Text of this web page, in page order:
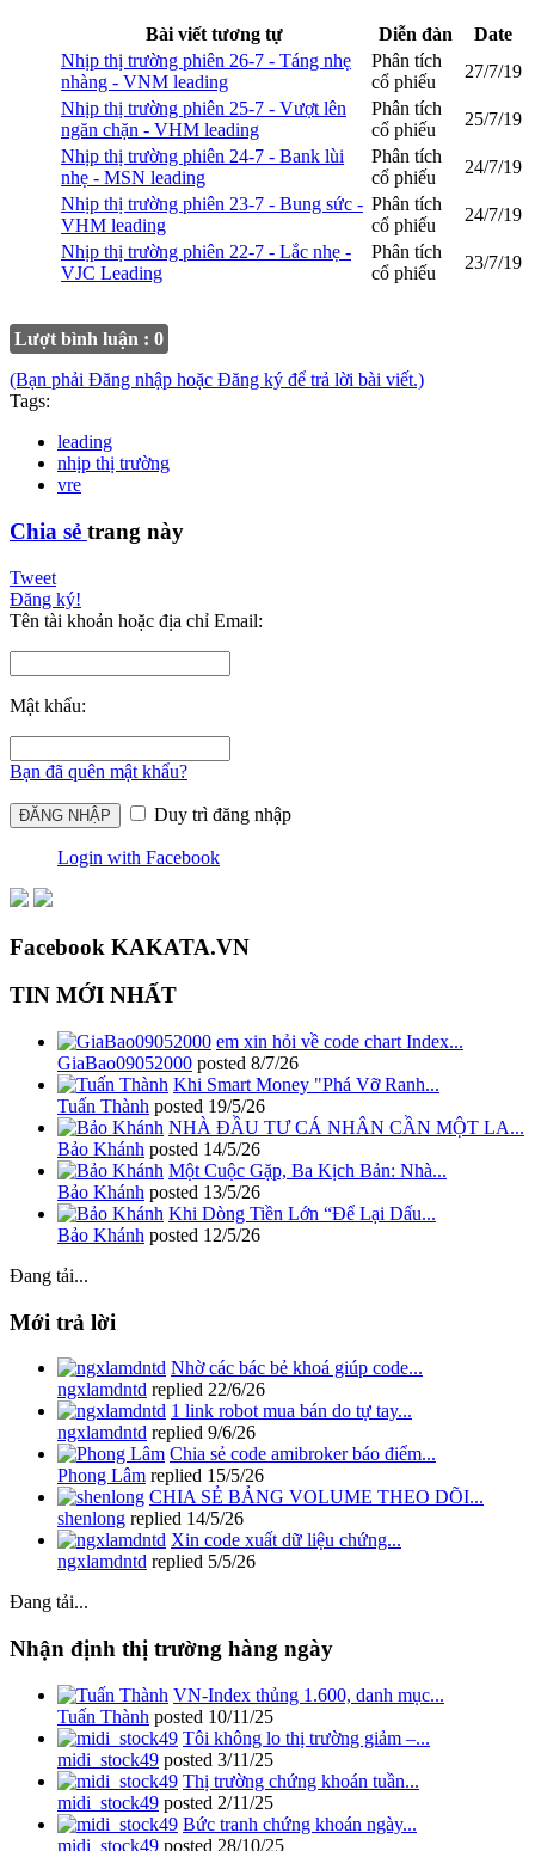
Bài viết tương tự Diễn đàn
Date
Nhịp thị trường phiên 26-7 - Táng nhẹ
nhàng - VNM leading
Phân tích
cổ phiếu
27/7/19
Nhịp thị trường phiên 25-7 - Vượt lên
ngăn chặn - VHM leading
Phân tích
cổ phiếu
25/7/19
Nhịp thị trường phiên 24-7 - Bank lùi
nhẹ - MSN leading
Phân tích
cổ phiếu
24/7/19
Nhịp thị trường phiên 23-7 - Bung sức -
VHM leading
Phân tích
cổ phiếu
24/7/19
Nhịp thị trường phiên 22-7 - Lắc nhẹ -
VJC Leading
Phân tích
cổ phiếu
23/7/19
Lượt bình luận : 0
(Bạn phải Đăng nhập hoặc Đăng ký để trả lời bài viết.)
Tags:
leading
nhịp thị trường
vre
Chia sẻ trang này
Tweet
Đăng ký!
Tên tài khoản hoặc địa chỉ Email:
Mật khẩu:
Bạn đã quên mật khẩu?
Duy trì đăng nhập
Login with Facebook
Facebook KAKATA.VN
TIN MỚI NHẤT
em xin hỏi về code chart Index...
GiaBao09052000 posted 8/7/26
Khi Smart Money "Phá Vỡ Ranh...
Tuấn Thành posted 19/5/26
NHÀ ĐẦU TƯ CÁ NHÂN CẦN MỘT LA...
Bảo Khánh posted 14/5/26
Một Cuộc Gặp, Ba Kịch Bản: Nhà...
Bảo Khánh posted 13/5/26
Khi Dòng Tiền Lớn “Để Lại Dấu...
Bảo Khánh posted 12/5/26
Đang tải...
Mới trả lời
Nhờ các bác bẻ khoá giúp code...
ngxlamdntd replied 22/6/26
1 link robot mua bán do tự tay...
ngxlamdntd replied 9/6/26
Chia sẻ code amibroker báo điểm...
Phong Lâm replied 15/5/26
CHIA SẺ BẢNG VOLUME THEO DÕI...
shenlong replied 14/5/26
Xin code xuất dữ liệu chứng...
ngxlamdntd replied 5/5/26
Đang tải...
Nhận định thị trường hàng ngày
VN-Index thủng 1.600, danh mục...
Tuấn Thành posted 10/11/25
Tôi không lo thị trường giảm –...
midi_stock49 posted 3/11/25
Thị trường chứng khoán tuần...
midi_stock49 posted 2/11/25
Bức tranh chứng khoán ngày...
midi_stock49 posted 28/10/25